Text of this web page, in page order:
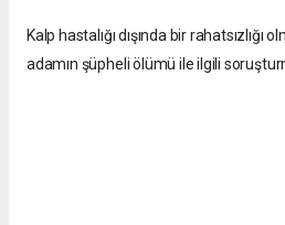
Kalp hastalığı dışında bir rahatsızlığı
adamın şüpheli ölümü ile ilgili